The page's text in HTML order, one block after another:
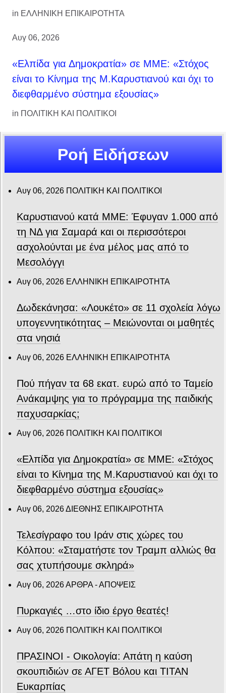
in ΕΛΛΗΝΙΚΗ ΕΠΙΚΑΙΡΟΤΗΤΑ
Αυγ 06, 2026
«Ελπίδα για Δημοκρατία» σε ΜΜΕ: «Στόχος
είναι το Κίνημα της Μ.Καρυστιανού και όχι το
διεφθαρμένο σύστημα εξουσίας»
in ΠΟΛΙΤΙΚΗ ΚΑΙ ΠΟΛΙΤΙΚΟΙ
Ροή Ειδήσεων
Αυγ 06, 2026 ΠΟΛΙΤΙΚΗ ΚΑΙ ΠΟΛΙΤΙΚΟΙ
Καρυστιανού κατά ΜΜΕ: Έφυγαν 1.000 από
τη ΝΔ για Σαμαρά και οι περισσότεροι
ασχολούνται με ένα μέλος μας από το
Μεσολόγγι
Αυγ 06, 2026 ΕΛΛΗΝΙΚΗ ΕΠΙΚΑΙΡΟΤΗΤΑ
Δωδεκάνησα: «Λουκέτο» σε 11 σχολεία λόγω
υπογεννητικότητας – Μειώνονται οι μαθητές
στα νησιά
Αυγ 06, 2026 ΕΛΛΗΝΙΚΗ ΕΠΙΚΑΙΡΟΤΗΤΑ
Πού πήγαν τα 68 εκατ. ευρώ από το Ταμείο
Ανάκαμψης για το πρόγραμμα της παιδικής
παχυσαρκίας;
Αυγ 06, 2026 ΠΟΛΙΤΙΚΗ ΚΑΙ ΠΟΛΙΤΙΚΟΙ
«Ελπίδα για Δημοκρατία» σε ΜΜΕ: «Στόχος
είναι το Κίνημα της Μ.Καρυστιανού και όχι το
διεφθαρμένο σύστημα εξουσίας»
Αυγ 06, 2026ΔΙΕΘΝΗΣ ΕΠΙΚΑΙΡΟΤΗΤΑ
Τελεσίγραφο του Ιράν στις χώρες του
Κόλπου: «Σταματήστε τον Τραμπ αλλιώς θα
σας χτυπήσουμε σκληρά»
Αυγ 06, 2026ΑΡΘΡΑ - ΑΠΟΨΕΙΣ
Πυρκαγιές …στο ίδιο έργο θεατές!
Αυγ 06, 2026 ΠΟΛΙΤΙΚΗ ΚΑΙ ΠΟΛΙΤΙΚΟΙ
ΠΡΑΣΙΝΟΙ - Οικολογία: Απάτη η καύση
σκουπιδιών σε ΑΓΕΤ Βόλου και ΤΙΤΑΝ
Ευκαρπίας